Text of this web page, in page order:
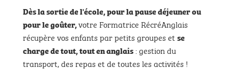
Dès la sortie de l'école, pour la pause déjeuner ou
pour le goûter,votre Formatrice RécréAnglais
récupère vos enfants par petits groupes etse
charge de tout, tout en anglais : gestion du
transport, des repas et de toutes les activités !